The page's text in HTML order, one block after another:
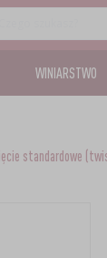
WINIARSTWO
standardowe